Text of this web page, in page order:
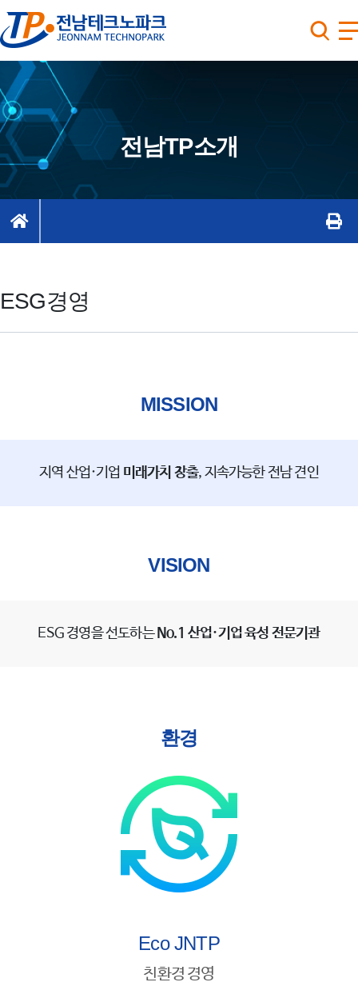
전남TP소개
ESG경영
MISSION
지역 산업·기업 미래가치 창출, 지속가능한 전남 견인
VISION
ESG 경영을 선도하는 No.1 산업·기업 육성 전문기관
환경
Eco JNTP
친환경 경영